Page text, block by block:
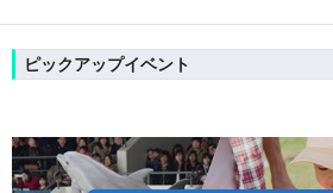
ピックアップイベント